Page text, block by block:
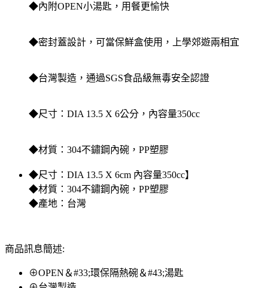
◆內附OPEN小湯匙，用餐更愉快
◆密封蓋設計，可當保鮮盒使用，上學郊遊兩相宜
◆台灣製造，通過SGS食品級無毒安全認證
◆尺寸：DIA 13.5 X 6公分，內容量350cc
◆材質：304不鏽鋼內碗，PP塑膠
◆尺寸：DIA 13.5 X 6cm 內容量350cc】
◆材質：304不鏽鋼內碗，PP塑膠
◆產地：台灣
商品訊息簡述:
⊕OPEN＆#33;環保隔熱碗＆#43;湯匙